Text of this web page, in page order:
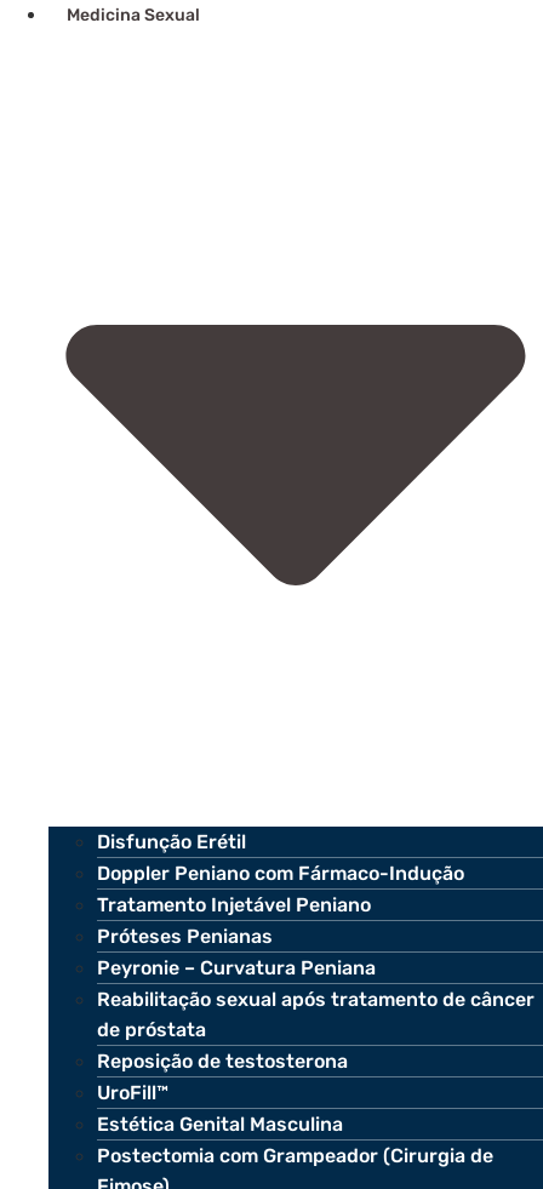
Medicina Sexual
Disfunção Erétil
Doppler Peniano com Fármaco-Indução
Tratamento Injetável Peniano
Próteses Penianas
Peyronie – Curvatura Peniana
Reabilitação sexual após tratamento de câncer
de próstata
Reposição de testosterona
UroFill™
Estética Genital Masculina
Postectomia com Grampeador (Cirurgia de